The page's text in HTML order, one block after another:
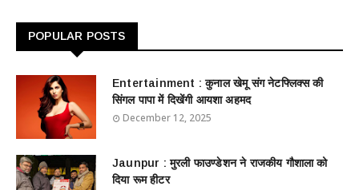
POPULAR POSTS
Entertainment : ​​​​कुनाल खेमू संग नेटफ्लिक्स की
सिंगल पापा में दिखेंगी आयशा अहमद
December 12, 2025
Jaunpur : ​मुरली फाउण्डेशन ने राजकीय गौशाला को
दिया रूम हीटर